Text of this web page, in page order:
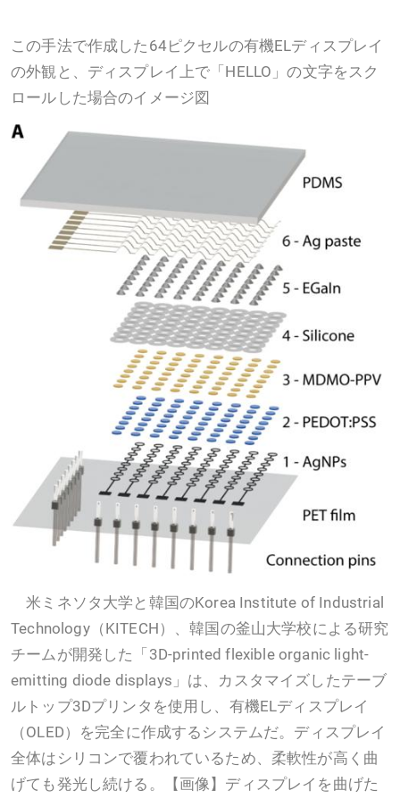
この手法で作成した64ピクセルの有機ELディスプレイ
の外観と、ディスプレイ上で「HELLO」の文字をスク
ロールした場合のイメージ図
米ミネソタ大学と韓国のKorea Institute of Industrial
Technology（KITECH）、韓国の釜山大学校による研究
チームが開発した「3D-printed flexible organic light-
emitting diode displays」は、カスタマイズしたテーブ
ルトップ3Dプリンタを使用し、有機ELディスプレイ
（OLED）を完全に作成するシステムだ。ディスプレイ
全体はシリコンで覆われているため、柔軟性が高く曲
げても発光し続ける。【画像】ディスプレイを曲げた